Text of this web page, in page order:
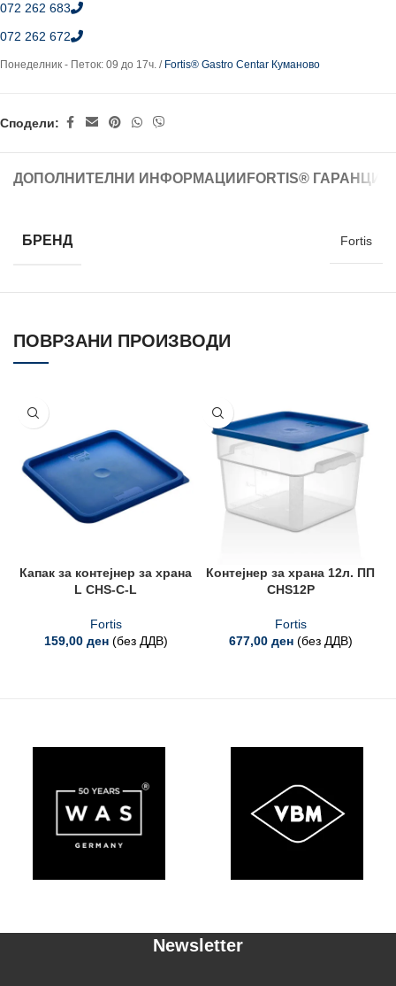
072 262 683
072 262 672
Понеделник - Петок: 09 до 17ч. / Fortis® Gastro Centar Куманово
Сподели:
ДОПОЛНИТЕЛНИ ИНФОРМАЦИИ FORTIS®
БРЕНД Fortis
ПОВРЗАНИ ПРОИЗВОДИ
Капак за контејнер за храна
L CHS-C-L
Fortis
159,00 ден (без ДДВ)
Контејнер за храна 12л. ПП
CHS12P
Fortis
677,00 ден (без ДДВ)
Newsletter